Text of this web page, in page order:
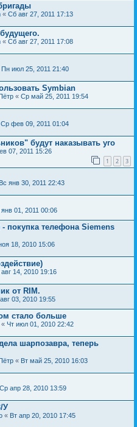
« Сб авг 27, 2011 17:13
« Сб авг 27, 2011 17:08
Пн июл 25, 2011 21:40
Symbian
« Ср май 25, 2011 19:54
Ср фев 09, 2011 01:04
будут наказывать уго
07, 2011 15:26
1 2 3
Вс янв 30, 2011 22:43
01, 2011 00:06
- покупка телефона Siemens
18, 2010 15:06
14, 2010 19:16
от RIM.
03, 2010 19:55
стало больше
« Чт июл 01, 2010 22:42
шарпозавра, теперь
« Вт май 25, 2010 16:03
Ср апр 28, 2010 13:59
У
« Вт апр 20, 2010 17:45